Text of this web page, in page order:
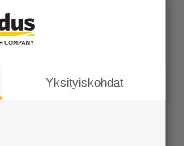
putket
Yksityiskohdat